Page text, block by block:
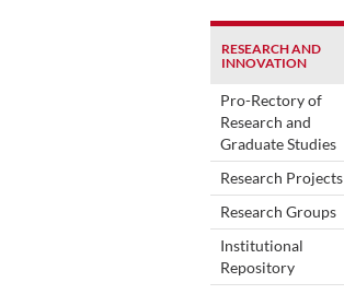
RESEARCH AND
INNOVATION
Pro-Rectory of
Research and
Graduate Studies
Research Projects
Research Groups
Institutional
Repository